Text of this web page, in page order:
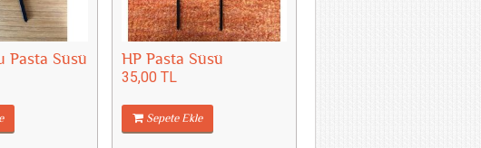
Pasta Süsü
HP Pasta Süsü
35,00 TL
Sepete Ekle